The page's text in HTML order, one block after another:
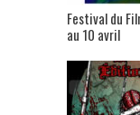
Festival du
au 10 avril